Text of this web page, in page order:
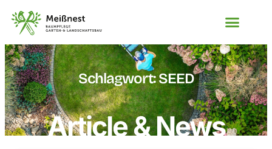
Schlagwort: SEED
Article & News